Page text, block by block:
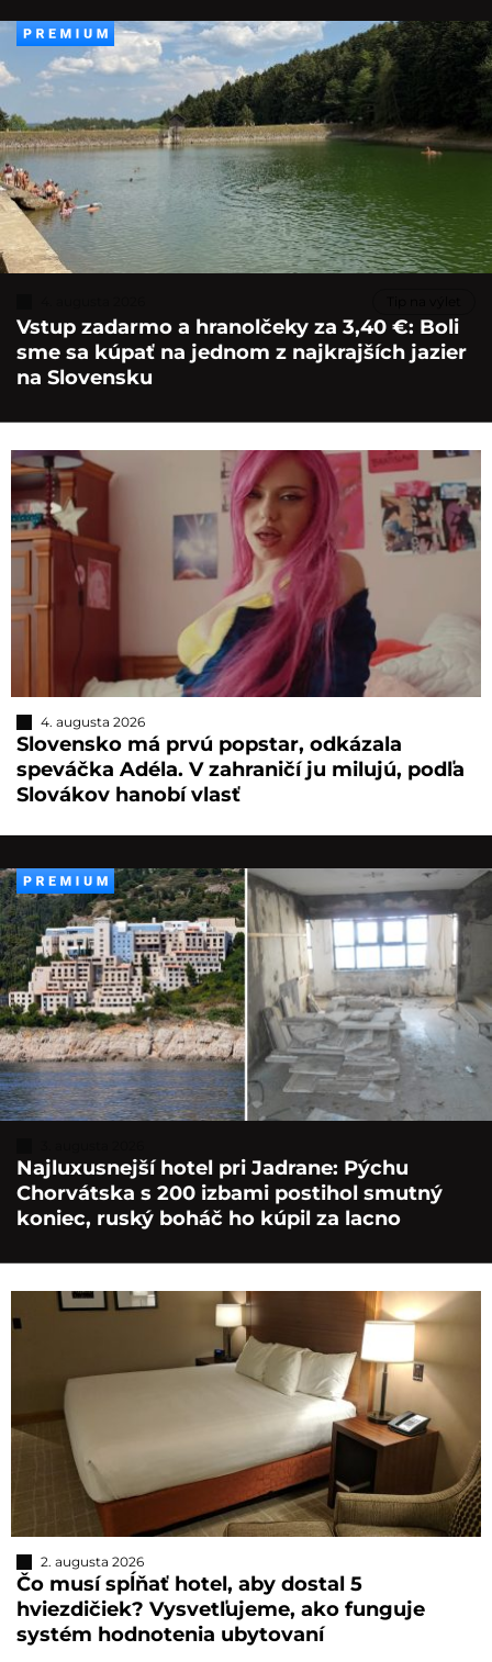
Vstup zadarmo a hranolčeky za 3,40 €: Boli
sme sa kúpať na jednom z najkrajších jazier
na Slovensku
4. augusta 2026
Slovensko má prvú popstar, odkázala
speváčka Adéla. V zahraničí ju milujú, podľa
Slovákov hanobí vlasť
Najluxusnejší hotel pri Jadrane: Pýchu
Chorvátska s 200 izbami postihol smutný
koniec, ruský boháč ho kúpil za lacno
2. augusta 2026
Čo musí spĺňať hotel, aby dostal 5
hviezdičiek? Vysvetľujeme, ako funguje
systém hodnotenia ubytovaní